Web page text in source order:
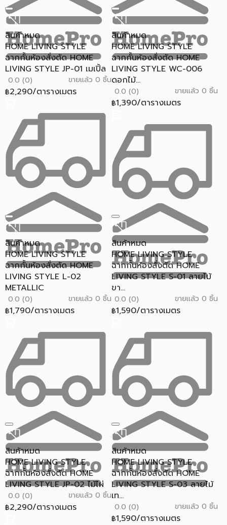
สินค้าหมด
HOME LIVING STYLE
ฉากกั้นห้องสั่งตัด HOME
LIVING STYLE JP-01 เมเปิ้ล
0.0 (0) ขายแล้ว 0 ชิ้น
฿2,290/ตารางเมตร
สินค้าหมด
HOME LIVING STYLE
ฉากกั้นห้องสั่งตัด HOME
LIVING STYLE WC-006
ดอกไม้...
0.0 (0) ขายแล้ว 0 ชิ้น
฿1,390/ตารางเมตร
สินค้าหมด
HOME LIVING STYLE
ฉากกั้นห้องสั่งตัด HOME
LIVING STYLE L-02
METALLIC
0.0 (0) ขายแล้ว 0 ชิ้น
฿1,790/ตารางเมตร
สินค้าหมด
HOME LIVING STYLE
ฉากกั้นห้องสั่งตัด HOME
LIVING STYLE S-01 ลายไม้
ขา...
0.0 (0) ขายแล้ว 0 ชิ้น
฿1,590/ตารางเมตร
สินค้าหมด
HOME LIVING STYLE
ฉากกั้นห้องสั่งตัด HOME
LIVING STYLE JP-02 ไม้ไผ่
0.0 (0) ขายแล้ว 0 ชิ้น
฿2,290/ตารางเมตร
สินค้าหมด
HOME LIVING STYLE
ฉากกั้นห้องสั่งตัด HOME
LIVING STYLE S-03 ลายไม้
เท...
0.0 (0) ขายแล้ว 0 ชิ้น
฿1,590/ตารางเมตร